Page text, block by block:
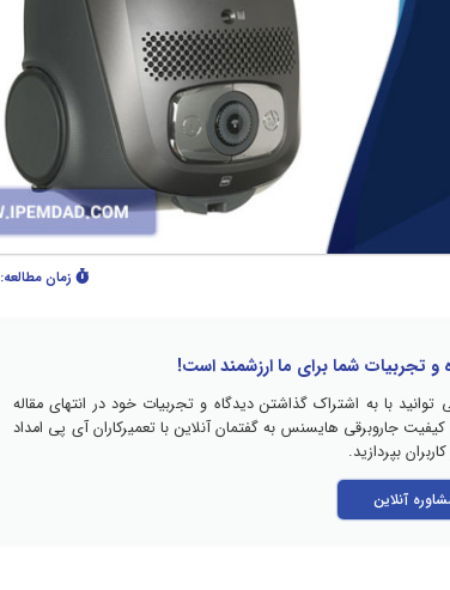
زمان مطالعه:
و تجربیات شما برای ما ارزشمند است!
توانید با به اشتراک گذاشتن دیدگاه و تجربیات خود در انتهای مقاله
جاروبرقی هایسنس به گفتمان آنلاین با تعمیرکاران آی پی امداد
بپردازید.
آنلاین